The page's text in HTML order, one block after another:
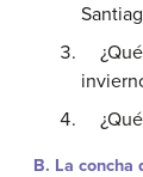
B. La concha